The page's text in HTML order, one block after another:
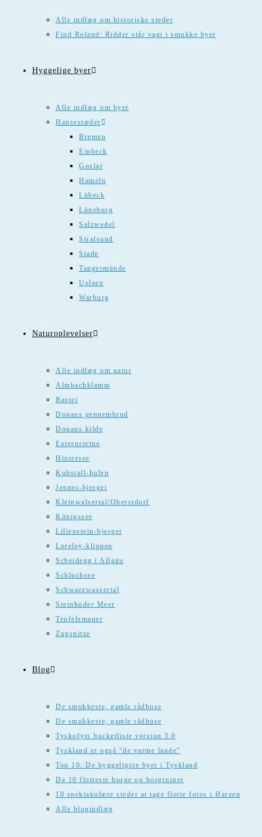
Alle indlæg om historiske steder
Find Roland: Ridder står vagt i smukke byer
Hyggelige byer
Alle indlæg om byer
Hansestæder
Bremen
Einbeck
Goslar
Hameln
Lübeck
Lüneburg
Salzwedel
Stralsund
Stade
Tangermünde
Uelzen
Warburg
Naturoplevelser
Alle indlæg om natur
Almbachklamm
Bastei
Donaus gennembrud
Donaus kilde
Externsteine
Hintersee
Kuhstall-hulen
Jenner-bjerget
Kleinwalsertal/Oberstdorf
Königssee
Lilienstein-bjerget
Loreley-klippen
Scheidegg i Allgäu
Schluchsee
Schwarzwassertal
Steinhuder Meer
Teufelsmauer
Zugspitze
Blog
De smukkeste, gamle rådhuse
De smukkeste, gamle rådhuse
Tyskofyts bucketliste version 3.0
Tyskland er også “de varme lande”
Top 10: De hyggeligste byer i Tyskland
De 10 flotteste borge og borgruiner
10 spektakulære steder at tage flotte fotos i Harzen
Alle blogindlæg